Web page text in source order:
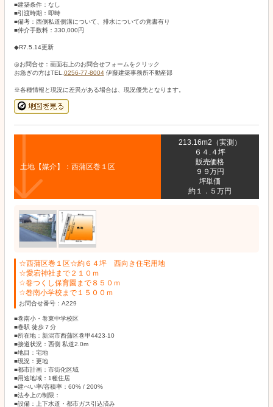
■建築条件：なし
■引渡時期：即時
■備考：西側私道側溝について、排水についての覚書有り
■仲介手数料：330,000円
◆R7.5.14更新
◎お問合せ：画面右上のお問合せフォームをクリック
お急ぎの方はTEL. 0256-77-8004伊藤建築事務所不動産部
※各種情報と現況に差異がある場合は、現況優先となります。
土地【媒介】：西蒲区巻１区
213.16m2（実測）
６４.４坪
販売価格
９９万円
坪単価
約１．５万円
☆西蒲区巻１区☆約６４坪 西向き住宅用地
☆愛宕神社まで２１０ｍ
☆巻つくし保育園まで８５０ｍ
☆巻南小学校まで１５００ｍ
お問合せ番号：A229
■巻南小・巻東中学校区
■巻駅 徒歩７分
■所在地：新潟市西蒲区巻甲4423-10
■接道状況：西側 私道2.0m
■地目：宅地
■現況：更地
■都市計画：市街化区域
■用途地域：1種住居
■建ぺい率/容積率：60% / 200%
■法令上の制限：
■設備：上下水道・都市ガス引込済み